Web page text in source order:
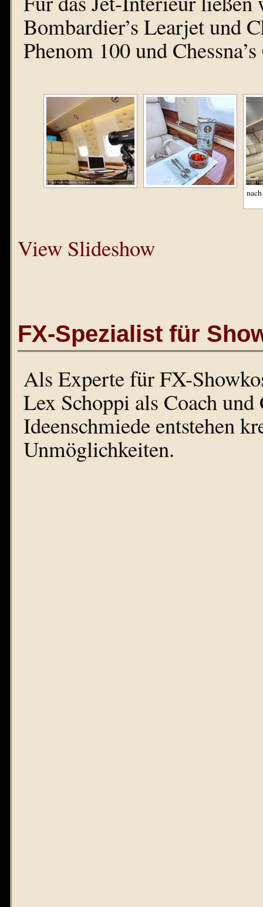
Bombardier’s Learjet und
Phenom 100 und
View Slideshow
FX-Spezialist für
Als Experte für FX-
Lex Schoppi als Coach
Ideenschmiede entstehen
Unmöglichkeiten.